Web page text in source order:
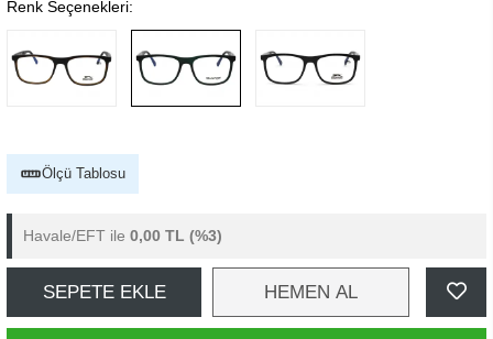
Renk Seçenekleri:
Ölçü Tablosu
Havale/EFT ile 0,00 TL (%3)
SEPETE EKLE HEMEN AL